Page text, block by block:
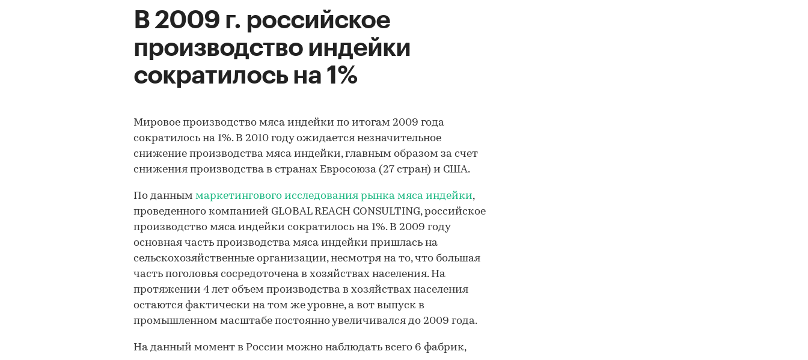
В 2009 г. российское
производство индейки
сократилось на 1%
Мировое производство мяса индейки по итогам 2009 года
сократилось на 1%. В 2010 году ожидается незначительное
снижение производства мяса индейки, главным образом за счет
снижения производства в странах Евросоюза (27 стран) и США.
По данным маркетингового исследования рынка мяса индейки,
проведенного компанией GLOBAL REACH CONSULTING, российское
производство мяса индейки сократилось на 1%. В 2009 году
основная часть производства мяса индейки пришлась на
сельскохозяйственные организации, несмотря на то, что большая
часть поголовья сосредоточена в хозяйствах населения. На
протяжении 4 лет объем производства в хозяйствах населения
остаются фактически на том же уровне, а вот выпуск в
промышленном масштабе постоянно увеличивался до 2009 года.
На данный момент в России можно наблюдать всего 6 фабрик,